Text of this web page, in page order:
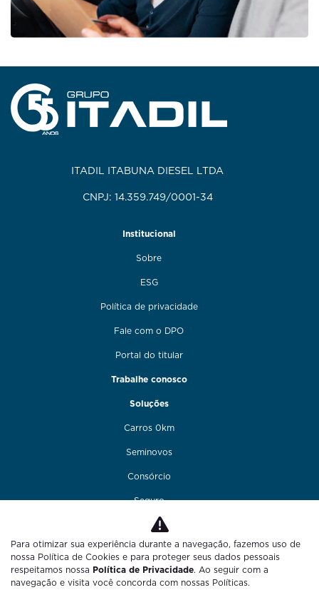
ITADIL ITABUNA DIESEL LTDA
CNPJ: 14.359.749/0001-34
Institucional
Sobre
ESG
Política de privacidade
Fale com o DPO
Portal do titular
Trabalhe conosco
Soluções
Carros 0km
Seminovos
Consórcio
Seguro
Financiamento
Funilaria e pintura
Fale conosco
Para otimizar sua experiência durante a navegação, fazemos uso de
nossa Política de Cookies e para proteger seus dados pessoais
respeitamos nossa Política de Privacidade. Ao seguir com a
navegação e visita você concorda com nossas Políticas.